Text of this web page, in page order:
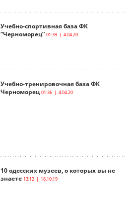
Учебно-спортивная база ФК
“Черноморец” 01:39 | 4.04.20
Учебно-тренировочная база ФК
Черноморец 01:36 | 4.04.20
10 одесских музеев, о которых вы не
знаете 13:12 | 18.10.19